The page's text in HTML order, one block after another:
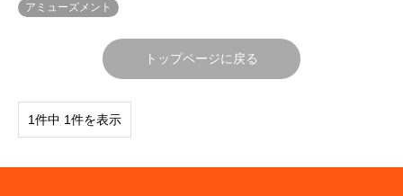
アミューズメント
トップページに戻る
1件中 1件を表示